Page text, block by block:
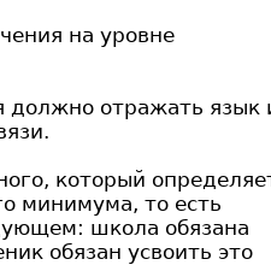
на уровне
должно отражать язык
который
минимума, то есть
школа обязана
обязан усвоить это